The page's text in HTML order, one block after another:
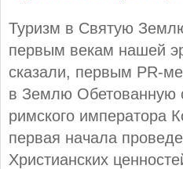
Туризм в Святую
первым векам нашей
сказали, первым PR-
в Землю
римского императора
первая начала
Христианских